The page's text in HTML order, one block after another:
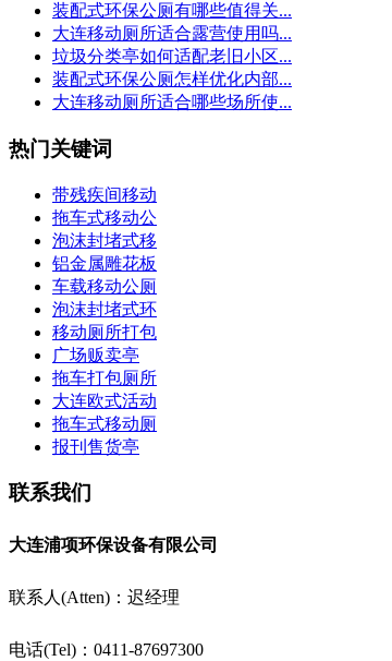
装配式环保公厕有哪些值得关...
大连移动厕所适合露营使用吗...
垃圾分类亭如何适配老旧小区...
装配式环保公厕怎样优化内部...
大连移动厕所适合哪些场所使...
热门关键词
带残疾间移动
拖车式移动公
泡沫封堵式移
铝金属雕花板
车载移动公厕
泡沫封堵式环
移动厕所打包
广场贩卖亭
拖车打包厕所
大连欧式活动
拖车式移动厕
报刊售货亭
联系我们
大连浦项环保设备有限公司
联系人(Atten)：迟经理
电话(Tel)：0411-87697300